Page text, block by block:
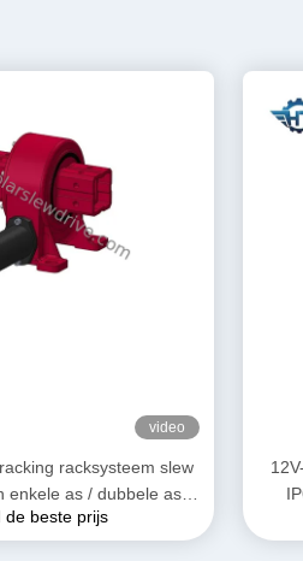
video
racksysteem slew
enkele as / dubbele as
de beste prijs